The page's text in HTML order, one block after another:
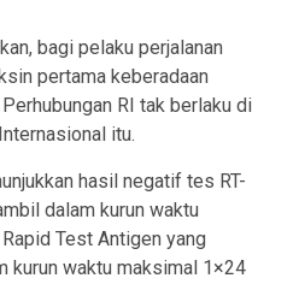
bagi pelaku perjalanan
pertama keberadaan
RI tak berlaku di
itu.
hasil negatif tes RT-
dalam kurun waktu
Test Antigen yang
kurun waktu maksimal 1×24